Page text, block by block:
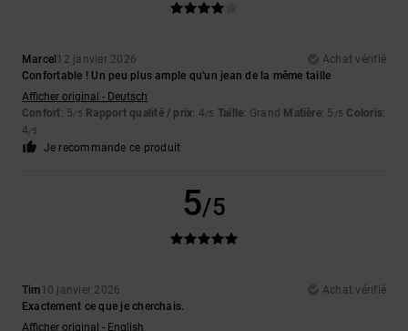
Marcel 12 janvier 2026
Achat vérifié
Confortable ! Un peu plus ample qu'un jean de la même taille
Afficher original - Deutsch
Confort: 5/5 Rapport qualité / prix: 4/5 Taille: Grand Matière: 5 /5 Coloris:
4/5
Je recommande ce produit
5/5
Tim10 janvier 2026
Achat vérifié
Exactement ce que je cherchais.
Afficher original - English